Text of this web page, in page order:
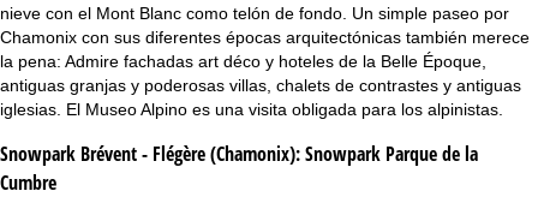
nieve con el Mont Blanc como telón de fondo. Un simple paseo por
Chamonix con sus diferentes épocas arquitectónicas también merece
la pena: Admire fachadas art déco y hoteles de la Belle Époque,
antiguas granjas y poderosas villas, chalets de contrastes y antiguas
iglesias. El Museo Alpino es una visita obligada para los alpinistas.
Snowpark Brévent - Flégère (Chamonix):Snowpark Parque de la
Cumbre